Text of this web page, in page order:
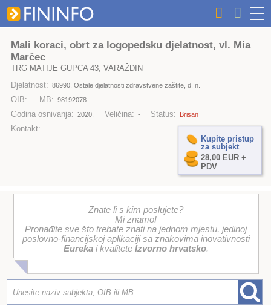
Mali koraci, obrt za logopedsku djelatnost, vl. Mia
Marčec
TRG MATIJE GUPCA 43, VARAŽDIN
Djelatnost: 86990, Ostale djelatnosti zdravstvene zaštite, d. n.
OIB: MB: 98192078
Godina osnivanja: 2020. Veličina: - Status: Brisan
Kontakt:
Kupite pristup
za subjekt
28,00 EUR +
PDV
Znate li s kim poslujete?
Mi znamo!
Pronađite sve što trebate znati na jednom mjestu, jedinoj
poslovno-financijskoj aplikaciji sa znakovima inovativnosti
Eurekai kvalitete Izvorno hrvatsko.